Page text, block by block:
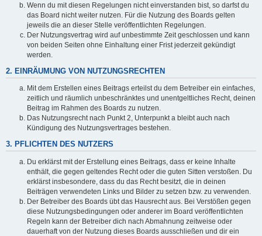
Wenn du mit diesen Regelungen nicht einverstanden bist, so darfst du
das Board nicht weiter nutzen. Für die Nutzung des Boards gelten
jeweils die an dieser Stelle veröffentlichten Regelungen.
Der Nutzungsvertrag wird auf unbestimmte Zeit geschlossen und kann
von beiden Seiten ohne Einhaltung einer Frist jederzeit gekündigt
werden.
2. EINRÄUMUNG VON NUTZUNGSRECHTEN
Mit dem Erstellen eines Beitrags erteilst du dem Betreiber ein einfaches,
zeitlich und räumlich unbeschränktes und unentgeltliches Recht, deinen
Beitrag im Rahmen des Boards zu nutzen.
Das Nutzungsrecht nach Punkt 2, Unterpunkt a bleibt auch nach
Kündigung des Nutzungsvertrages bestehen.
3. PFLICHTEN DES NUTZERS
Du erklärst mit der Erstellung eines Beitrags, dass er keine Inhalte
enthält, die gegen geltendes Recht oder die guten Sitten verstoßen. Du
erklärst insbesondere, dass du das Recht besitzt, die in deinen
Beiträgen verwendeten Links und Bilder zu setzen bzw. zu verwenden.
Der Betreiber des Boards übt das Hausrecht aus. Bei Verstößen gegen
diese Nutzungsbedingungen oder anderer im Board veröffentlichten
Regeln kann der Betreiber dich nach Abmahnung zeitweise oder
dauerhaft von der Nutzung dieses Boards ausschließen und dir ein